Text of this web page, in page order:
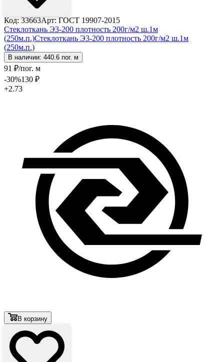
Код: 33663Арт: ГОСТ 19907-2015
Стеклоткань Э3-200 плотность 200г/м2 ш.1м
(250м.п.)Стеклоткань Э3-200 плотность 200г/м2 ш.1м
(250м.п.)
В наличии: 440.6 пог. м
91 ₽/пог. м
-30%130 ₽
+2.73
В корзину